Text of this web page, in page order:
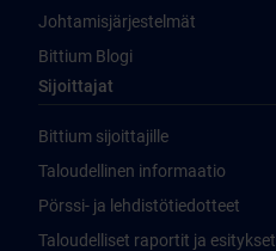
Johtamisjärjestelmät
Bittium Blogi
Sijoittajat
Bittium sijoittajille
Taloudellinen informaatio
Pörssi- ja lehdistötiedotteet
Taloudelliset raportit ja esitykset